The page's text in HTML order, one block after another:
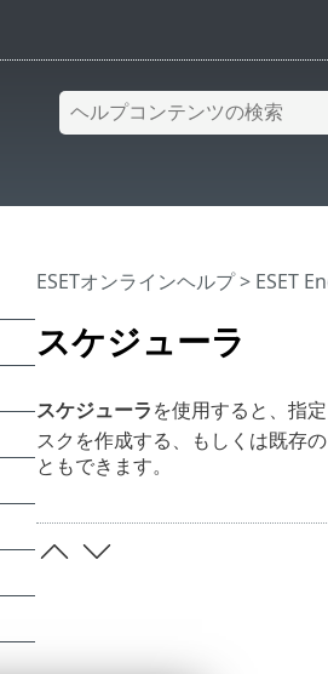
スケジューラ
ESETオンラインヘルプ> ESET
スケジューラを使用すると、指
スクを作成する、もしくは既存
ともできます。